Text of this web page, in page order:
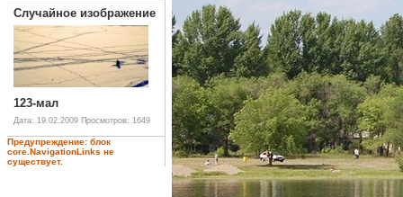
Случайное изображение
123-мал
Дата: 19.02.2009 Просмотров: 1649
Предупреждение: блок
core.NavigationLinks не
существует.